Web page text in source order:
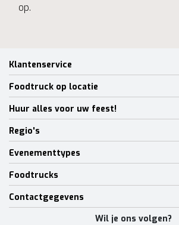
op.
Klantenservice
Foodtruck op locatie
Huur alles voor uw feest!
Regio's
Evenementtypes
Foodtrucks
Contactgegevens
Wil je ons volgen?